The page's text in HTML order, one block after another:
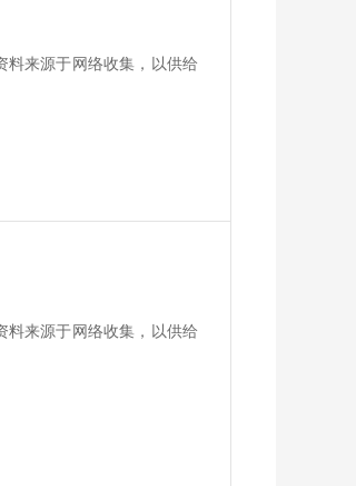
来源于网络收集，以供给
来源于网络收集，以供给